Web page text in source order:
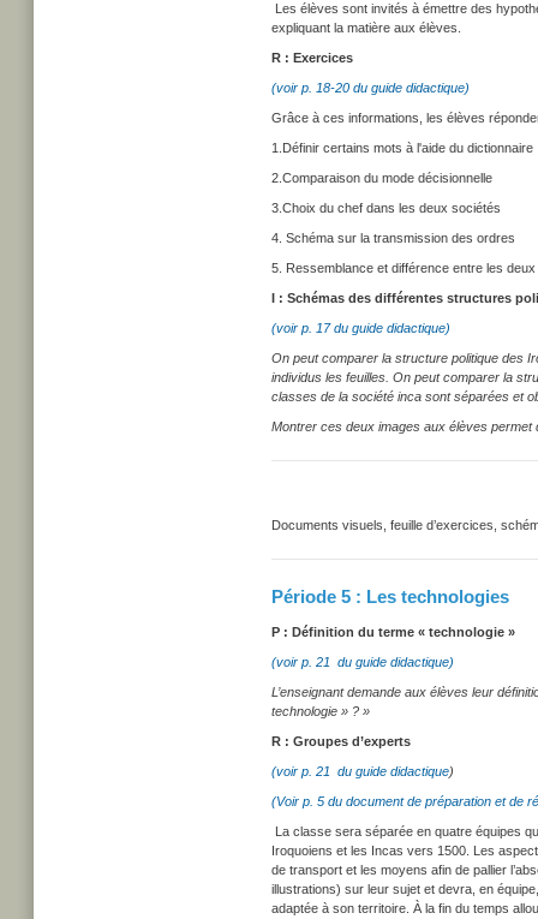
Les élèves sont invités à émettre des
expliquant la matière aux élèves.
R : Exercices
(voir p. 18-20 du guide didactique)
Grâce à ces informations, les élèves
1.Définir certains mots à l'aide du dictionnaire
2.Comparaison du mode décisionnelle
3.Choix du chef dans les deux sociétés
4. Schéma sur la transmission des ordres
5. Ressemblance et différence entre les
I : Schémas des différentes structures
(voir p. 17 du guide didactique)
On peut comparer la structure politique des
individus les feuilles. On peut comparer la
classes de la société inca sont séparées et
Montrer ces deux images aux élèves
Documents visuels, feuille d’exercices,
Période 5 : Les technologies
P : Définition du terme « technologie »
(voir p. 21 du guide didactique)
L’enseignant demande aux élèves leur
technologie » ? »
R : Groupes d’experts
(voir p. 21 du guide didactique)
(Voir p. 5 du document de préparation et de
La classe sera séparée en quatre équipes
Iroquoiens et les Incas vers 1500. Les
de transport et les moyens afin de pallier
illustrations) sur leur sujet et devra, en
adaptée à son territoire. À la fin du temps